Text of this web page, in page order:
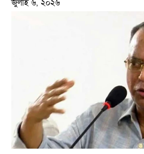
জুলাই ৬, ২০২৬